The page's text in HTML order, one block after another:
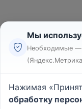
Мы
Необходимые —
Нажимая
обработку